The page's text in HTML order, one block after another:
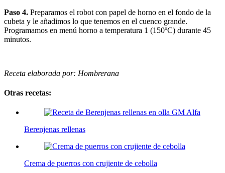
Paso 4. Preparamos el robot con papel de horno en el fondo de la
cubeta y le añadimos lo que tenemos en el cuenco grande.
Programamos en menú horno a temperatura 1 (150ºC) durante 45
minutos.
Receta elaborada por: Hombrerana
Otras recetas:
Berenjenas rellenas
Crema de puerros con crujiente de cebolla